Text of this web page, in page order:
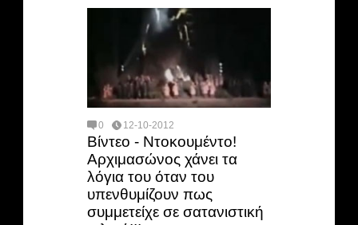
0 12-10-2012
Βίντεο - Ντοκουμέντο!
Αρχιμασώνος χάνει τα
λόγια του όταν του
υπενθυμίζουν πως
συμμετείχε σε σατανιστική